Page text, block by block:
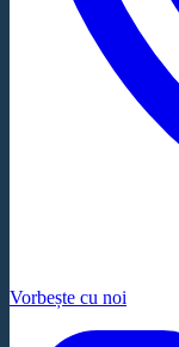
Vorbește cu noi